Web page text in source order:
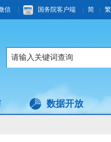
信 | 国务院客户端 | 简 | 繁
数据开放